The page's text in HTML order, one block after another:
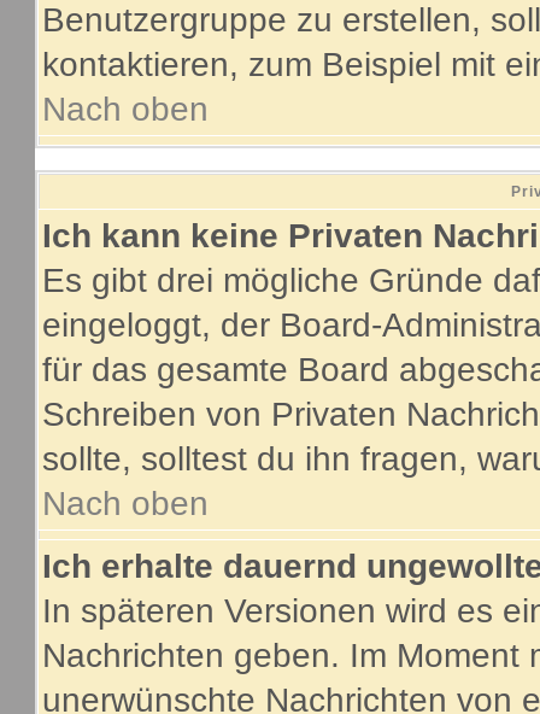
Benutzergruppe zu erstellen,
kontaktieren, zum Beispiel mit
Nach oben
Ich kann keine Privaten
Es gibt drei mögliche Gründe
eingeloggt, der Board-
für das gesamte Board
Schreiben von Privaten
sollte, solltest du ihn fragen,
Nach oben
Ich erhalte dauernd
In späteren Versionen wird es
Nachrichten geben. Im Moment
unerwünschte Nachrichten von